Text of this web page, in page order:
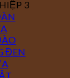
3
ĐEN